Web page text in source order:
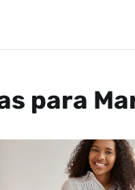
para